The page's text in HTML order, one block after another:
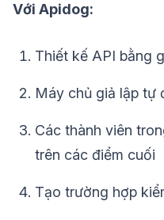
Với Apidog:
Thiết kế API bằng
Máy chủ giả lập tự
Các thành viên
trên các điểm cuối
Tạo trường hợp